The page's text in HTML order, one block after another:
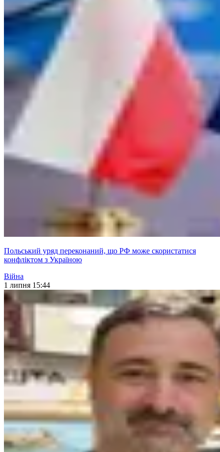
Польський уряд переконаний, що РФ може скористатися
конфліктом з Україною
Війна
1 липня 15:44